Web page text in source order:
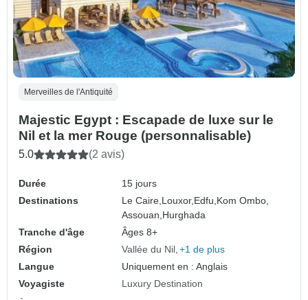
Merveilles de l'Antiquité
Majestic Egypt : Escapade de luxe sur le
Nil et la mer Rouge (personnalisable)
5.0 (2 avis)
Durée
15 jours
Destinations
Le Caire, Louxor, Edfu, Kom Ombo,
Assouan, Hurghada
Tranche d'âge
Âges 8+
Région
Vallée du Nil +1 de plus
Langue
Uniquement en : Anglais
Voyagiste
Luxury Destination